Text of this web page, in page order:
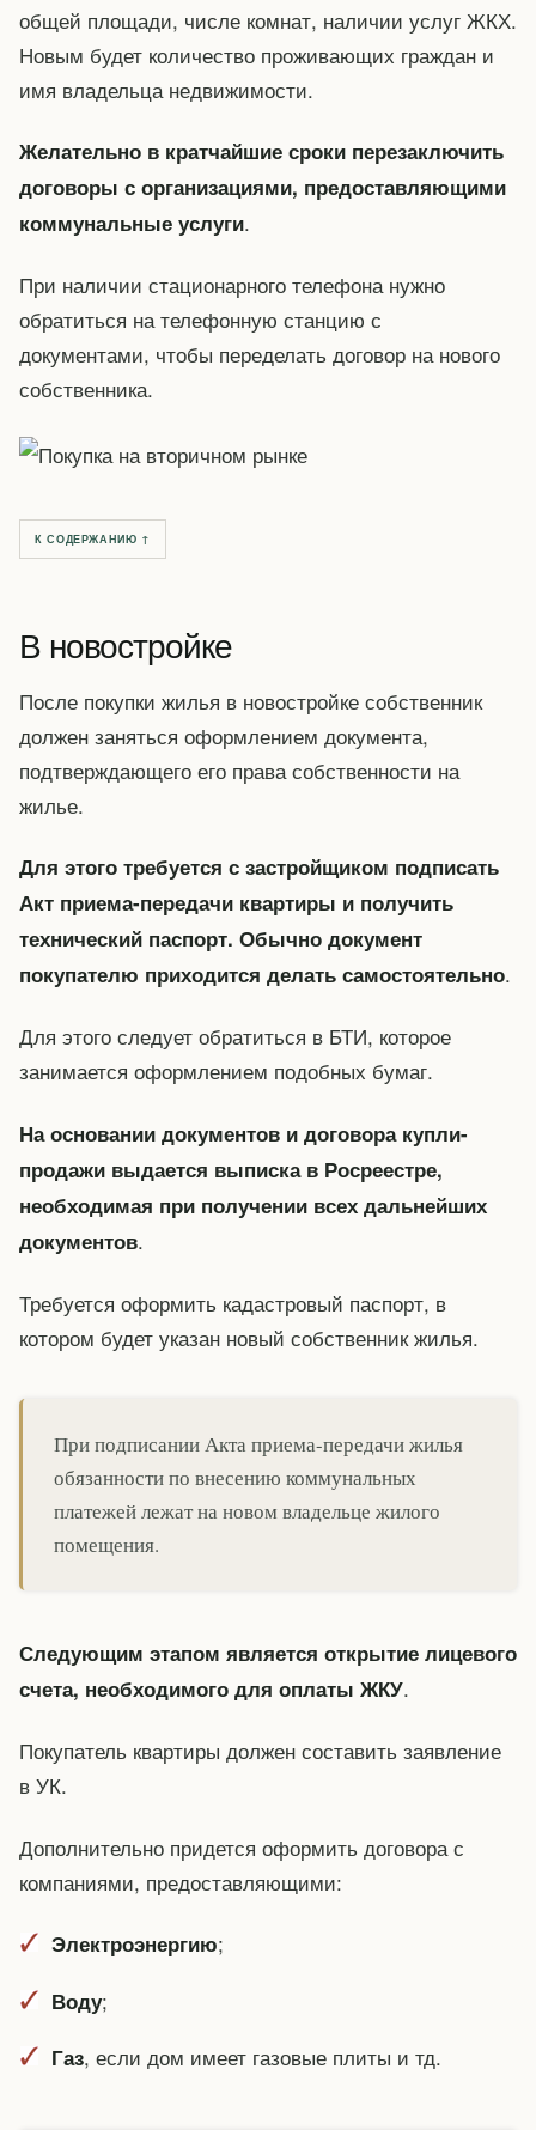
общей площади, числе комнат, наличии услуг ЖКХ.
Новым будет количество проживающих граждан и
имя владельца недвижимости.
Желательно в кратчайшие сроки перезаключить
договоры с организациями, предоставляющими
коммунальные услуги.
При наличии стационарного телефона нужно
обратиться на телефонную станцию с
документами, чтобы переделать договор на нового
собственника.
К СОДЕРЖАНИЮ ↑
В новостройке
После покупки жилья в новостройке собственник
должен заняться оформлением документа,
подтверждающего его права собственности на
жилье.
Для этого требуется с застройщиком подписать
Акт приема-передачи квартиры и получить
технический паспорт. Обычно документ
покупателю приходится делать самостоятельно.
Для этого следует обратиться в БТИ, которое
занимается оформлением подобных бумаг.
На основании документов и договора купли-
продажи выдается выписка в Росреестре,
необходимая при получении всех дальнейших
документов.
Требуется оформить кадастровый паспорт, в
котором будет указан новый собственник жилья.
При подписании Акта приема-передачи жилья
обязанности по внесению коммунальных
платежей лежат на новом владельце жилого
помещения.
Следующим этапом является открытие лицевого
счета, необходимого для оплаты ЖКУ.
Покупатель квартиры должен составить заявление
в УК.
Дополнительно придется оформить договора с
компаниями, предоставляющими:
Электроэнергию;
Воду;
Газ, если дом имеет газовые плиты и тд.